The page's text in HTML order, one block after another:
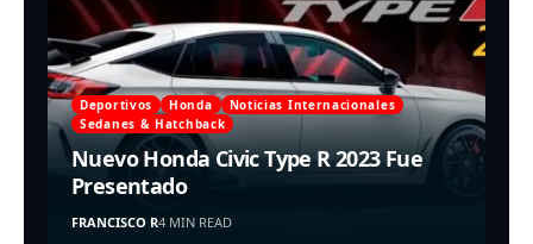
Deportivos Honda
Noticias Internacionales
Sedanes & Hatchback
Nuevo Honda Civic Type R 2023 Fue
Presentado
FRANCISCO R4 MIN READ